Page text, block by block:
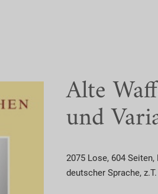
Alte
und
2075 Lose, 604
deutscher Sprache,